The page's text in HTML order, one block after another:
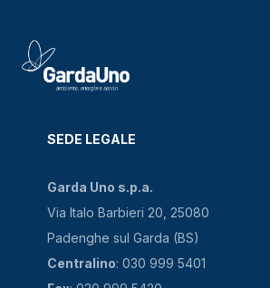
SEDE LEGALE
Garda Uno s.p.a.
Via Italo Barbieri 20, 25080
Padenghe sul Garda (BS)
Centralino: 030 999 5401